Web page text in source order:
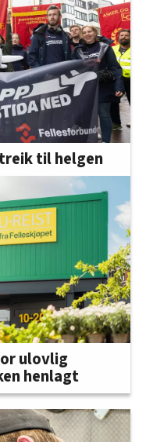
til helgen
ulovlig
henlagt